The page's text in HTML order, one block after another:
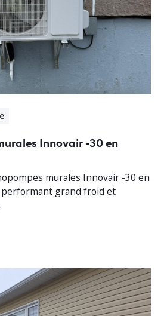
Innovair -30 en
murales Innovair -30 en
performant grand froid et